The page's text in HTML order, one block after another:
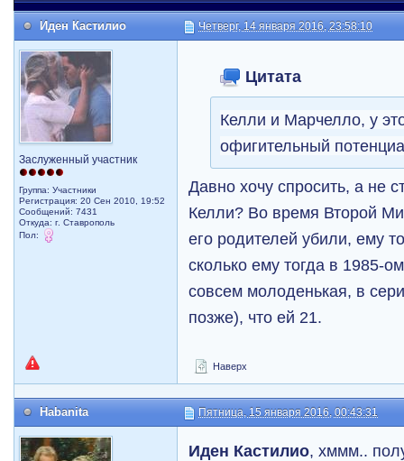
Иден Кастилио Четверг, 14 января 2016, 23:58:10
Заслуженный участник
Группа: Участники
Регистрация: 20 Сен 2010, 19:52
Сообщений: 7431
Откуда: г. Ставрополь
Пол:
Цитата
Келли и Марчелло, у
офигительный
Давно хочу спросить, а не
Келли? Во время Второй
его родителей убили, ему
сколько ему тогда в 1985-
совсем молоденькая, в
позже), что ей 21.
Наверх
Habanita Пятница, 15 января 2016, 00:43:31
Иден Кастилио, хммм..